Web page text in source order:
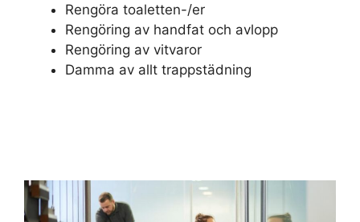
Rengöra toaletten-/er
Rengöring av handfat och avlopp
Rengöring av vitvaror
Damma av allt trappstädning